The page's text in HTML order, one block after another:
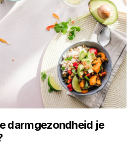
darmgezondheid je